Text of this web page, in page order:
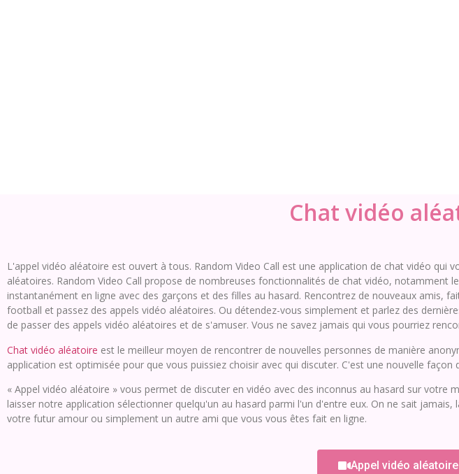
Chat vidéo
L'appel vidéo aléatoire est ouvert à tous. Random Video Call est une application de chat vidéo qui
aléatoires. Random Video Call propose de nombreuses fonctionnalités de chat vidéo, notamment
instantanément en ligne avec des garçons et des filles au hasard. Rencontrez de nouveaux amis,
football et passez des appels vidéo aléatoires. Ou détendez-vous simplement et parlez des
de passer des appels vidéo aléatoires et de s'amuser. Vous ne savez jamais qui vous pourriez
Chat vidéo aléatoire est le meilleur moyen de rencontrer de nouvelles personnes de manière
application est optimisée pour que vous puissiez choisir avec qui discuter. C'est une nouvelle façon
« Appel vidéo aléatoire » vous permet de discuter en vidéo avec des inconnus au hasard sur
laisser notre application sélectionner quelqu'un au hasard parmi l'un d'entre eux. On ne sait
votre futur amour ou simplement un autre ami que vous vous êtes fait en ligne.
Appel vidéo aléatoire